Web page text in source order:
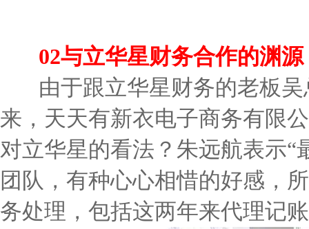
02与立华星财务合作的渊源
由于跟立华星财务的老板吴
来，天天有新衣电子商务有限
对立华星的看法？朱远航表示
团队，有种心心相惜的好感，
务处理，包括这两年来代理记